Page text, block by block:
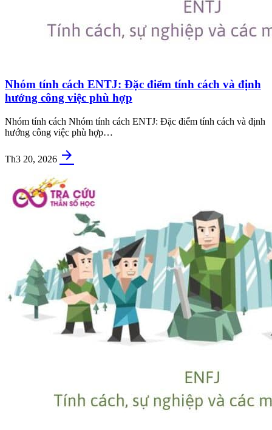
Nhóm tính cách ENTJ: Đặc điểm tính cách và định
hướng công việc phù hợp
Nhóm tính cách Nhóm tính cách ENTJ: Đặc điểm tính cách và định
hướng công việc phù hợp…
Th3 20, 2026 arrow_forward